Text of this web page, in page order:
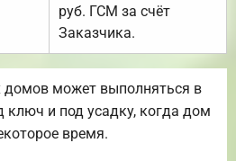
руб. ГСМ за счёт
Заказчика.
домов может выполняться в
ключ и под усадку, когда дом
время.